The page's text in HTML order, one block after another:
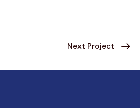
Next Project